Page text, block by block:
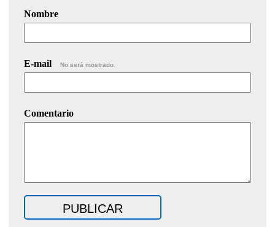
Nombre
E-mail No será mostrado.
Comentario